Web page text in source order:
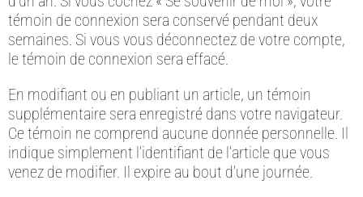
témoin de connexion sera conservé pendant deux
semaines. Si vous vous déconnectez de votre compte,
le témoin de connexion sera effacé.
En modifiant ou en publiant un article, un témoin
supplémentaire sera enregistré dans votre navigateur.
Ce témoin ne comprend aucune donnée personnelle. Il
indique simplement l’identifiant de l’article que vous
venez de modifier. Il expire au bout d’une journée.